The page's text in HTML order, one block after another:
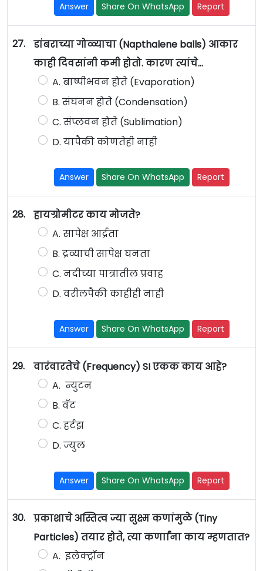
Answer Share On WhatsApp Report
27.
डांबराच्या गोळ्याचा (Napthalene balls) आकार
काही दिवसांनी कमी होतो. कारण त्यांचे...
A. बाष्पीभवन होते (Evaporation)
B. संघनन होते (Condensation)
C. संप्लवन होते (Sublimation)
D. यापैकी कोणतेही नाही
Answer Share On WhatsApp Report
28.
हायग्रोमीटर काय मोजते?
A. सापेक्ष आर्द्रता
B. द्रव्याची सापेक्ष घनता
C. नदीच्या पात्रातील प्रवाह
D. वरीलपैकी काहीही नाही
Answer Share On WhatsApp Report
29.
वारंवारतेचे (Frequency) SI एकक काय आहे?
A. न्युटन
B. वॅट
C. हर्टझ
D. ज्युल
Answer Share On WhatsApp Report
30.
प्रकाशाचे अस्तित्व ज्या सुक्ष्म कणांमुळे (Tiny
Particles) तयार होते, त्या कर्णाांना काय म्हणतात?
A. इलेक्ट्रॉन